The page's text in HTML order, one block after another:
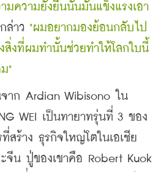
มความยั่งยืนนั้นมันแข็งแรงเอา
ล่าว "ผมอยากมองย้อนกลับไป
งที่ผมทำนั้นช่วยทำให้โลกใบนี้
"
ก Ardian Wibisono ใน
WEI เป็นทายาทรุ่นที่ 3 ของ
สร้าง ธุรกิจใหญ่โตในเอเชีย
จีน ปู่ของเขาคือ Robert Kuok